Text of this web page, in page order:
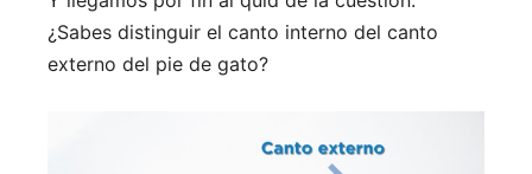
¿Sabes distinguir el canto interno del canto
externo del pie de gato?